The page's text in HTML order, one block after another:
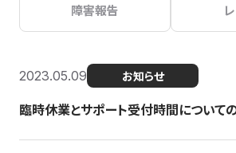
障害報告
2023.05.09 お知らせ
臨時休業とサポート受付時間について